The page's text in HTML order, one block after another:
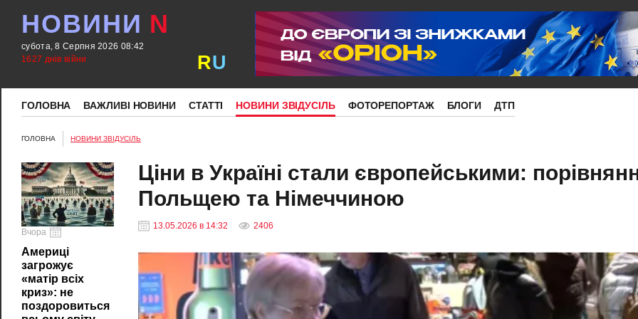
НОВИНИ N
субота, 8 Серпня 2026 08:42
1627 днів війни
RU
ГОЛОВНА ВАЖЛИВІ НОВИНИ СТАТТІ НОВИНИ ЗВІДУСІЛЬ ФОТОРЕПОРТАЖ БЛОГИ ДТП
ГОЛОВНА НОВИНИ ЗВІДУСІЛЬ
Вчора
Америці
загрожує
«матір всіх
криз»: не
поздоровиться
Ціни в Україні стали європейськими:
Польщею та Німеччиною
13.05.2026 в 14:32 2406